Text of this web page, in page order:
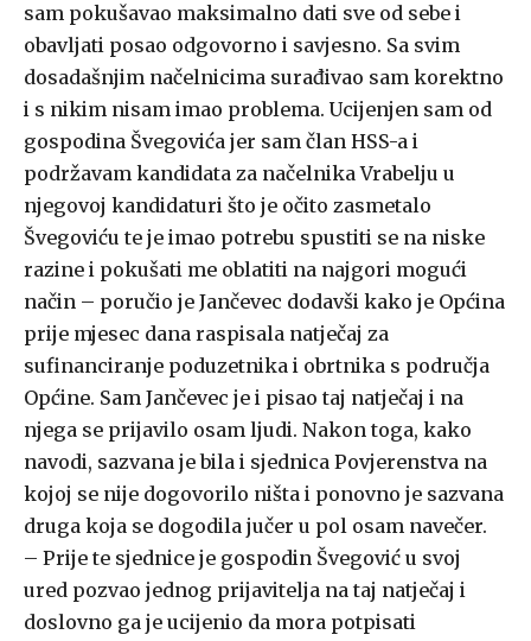
sam pokušavao maksimalno dati sve od sebe i
obavljati posao odgovorno i savjesno. Sa svim
dosadašnjim načelnicima surađivao sam korektno
i s nikim nisam imao problema. Ucijenjen sam od
gospodina Švegovića jer sam član HSS-a i
podržavam kandidata za načelnika Vrabelju u
njegovoj kandidaturi što je očito zasmetalo
Švegoviću te je imao potrebu spustiti se na niske
razine i pokušati me oblatiti na najgori mogući
način – poručio je Jančevec dodavši kako je Općina
prije mjesec dana raspisala natječaj za
sufinanciranje poduzetnika i obrtnika s područja
Općine. Sam Jančevec je i pisao taj natječaj i na
njega se prijavilo osam ljudi. Nakon toga, kako
navodi, sazvana je bila i sjednica Povjerenstva na
kojoj se nije dogovorilo ništa i ponovno je sazvana
druga koja se dogodila jučer u pol osam navečer.
– Prije te sjednice je gospodin Švegović u svoj
ured pozvao jednog prijavitelja na taj natječaj i
doslovno ga je ucijenio da mora potpisati